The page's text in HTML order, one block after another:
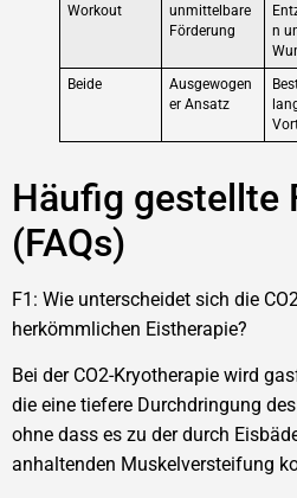
Workout
unmittelbare
Förderung
n
Beide
Ausgewogen
er Ansatz
Häufig gestellte
(FAQs)
F1: Wie unterscheidet sich die
herkömmlichen Eistherapie?
Bei der CO2-Kryotherapie wird
die eine tiefere Durchdringung
ohne dass es zu der durch
anhaltenden Muskelversteifung